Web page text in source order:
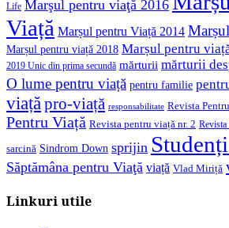
Life Marşul pentru viaţă 2016
Viață Marșul pentru Viață 2014
Marșul pentru viață 2018 Marșul pentru
2019 Unic din prima secundă mărturii mărturii
O lume pentru viață pentru familie
viață pro-viață responsabilitate Revista
Pentru Viață Revista pentru viață nr. 2 Revista
sarcină Sindrom Down sprijin
Săptămâna pentru Viaţă viață Vlad Miriță
Linkuri utile